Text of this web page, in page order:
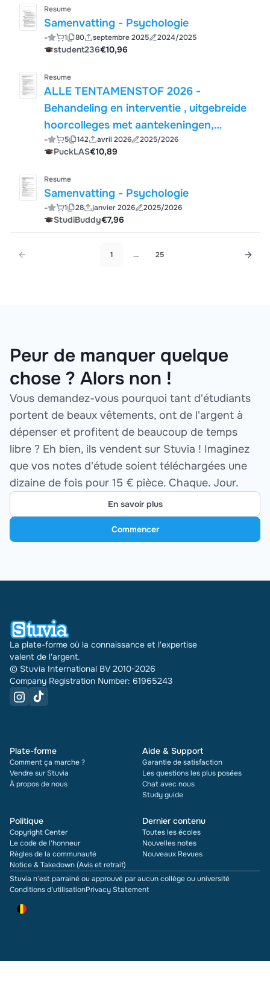
Resume
Samenvatting - Psychologie
- 1 80 septembre 2025 2024/2025
student236€10,96
Resume
ALLE TENTAMENSTOF 2026 -
Behandeling en interventie , uitgebreide
hoorcolleges met aantekeningen,
samenvattingen van alle literatuur
(Boek, hoofdstukken en artikelen)
- 5 142 avril 2026 2025/2026
PuckLAS€10,89
Resume
Samenvatting - Psychologie
- 1 28 janvier 2026 2025/2026
StudiBuddy€7,96
1 ... 25
Peur de manquer quelque
chose ? Alors non !
Vous demandez-vous pourquoi tant d'étudiants
portent de beaux vêtements, ont de l'argent à
dépenser et profitent de beaucoup de temps
libre ? Eh bien, ils vendent sur Stuvia ! Imaginez
que vos notes d'étude soient téléchargées une
dizaine de fois pour 15 € pièce. Chaque. Jour.
En savoir plus
Commencer
La plate-forme où la connaissance et l'expertise
valent de l'argent.
© Stuvia International BV 2010-2026
Company Registration Number: 61965243
Plate-forme
Comment ça marche ?
Vendre sur Stuvia
À propos de nous
Aide & Support
Garantie de satisfaction
Les questions les plus posées
Chat avec nous
Study guide
Politique
Copyright Center
Le code de l'honneur
Règles de la communauté
Notice & Takedown (Avis et retrait)
Dernier contenu
Toutes les écoles
Nouvelles notes
Nouveaux Revues
Stuvia n'est parrainé ou approuvé par aucun collège ou université
Conditions d'utilisationPrivacy Statement